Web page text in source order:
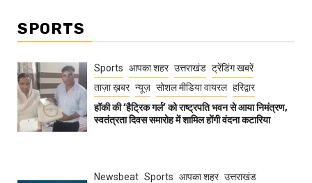
SPORTS
Sports आपका शहर उत्तराखंड ट्रेंडिंग खबरें
ताज़ा ख़बर न्यूज़ सोशल मीडिया वायरल हरिद्वार
हॉकी की ‘हैट्रिक गर्ल’ को राष्ट्रपति भवन से आया निमंत्रण,
स्वतंत्रता दिवस समारोह में शामिल होंगी वंदना कटारिया
Newsbeat Sports आपका शहर उत्तराखंड